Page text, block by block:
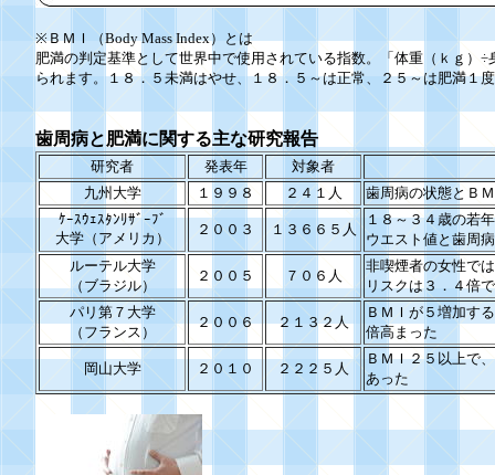
※ＢＭＩ（Body Mass Index）とは
肥満の判定基準として世界中で使用されている指数。「体重（ｋｇ）
られます。１８．５未満はやせ、１８．５～は正常、２５～は肥満１
歯周病と肥満に関する主な研究報告
研究者 発表年
対象者
九州大学
１９９８ ２４１人
歯周病の状態とＢ
ｹｰｽｳｪｽﾀﾝﾘｻﾞｰﾌﾞ
大学（アメリカ）
２００３ １３６６５人
１８～３４歳の若
ウエスト値と歯周
ルーテル大学
（ブラジル）
２００５ ７０６人
非喫煙者の女性で
リスクは３．４倍
パリ第７大学
（フランス）
２００６ ２１３２人
ＢＭＩが５増加す
倍高まった
岡山大学 ２０１０ ２２２５人
ＢＭＩ２５以上で
あった